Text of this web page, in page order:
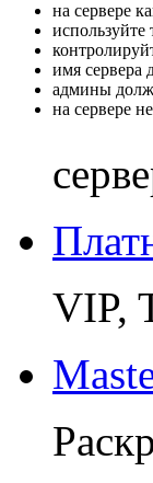
на сервере
имя
админы
на сервере
VIP,